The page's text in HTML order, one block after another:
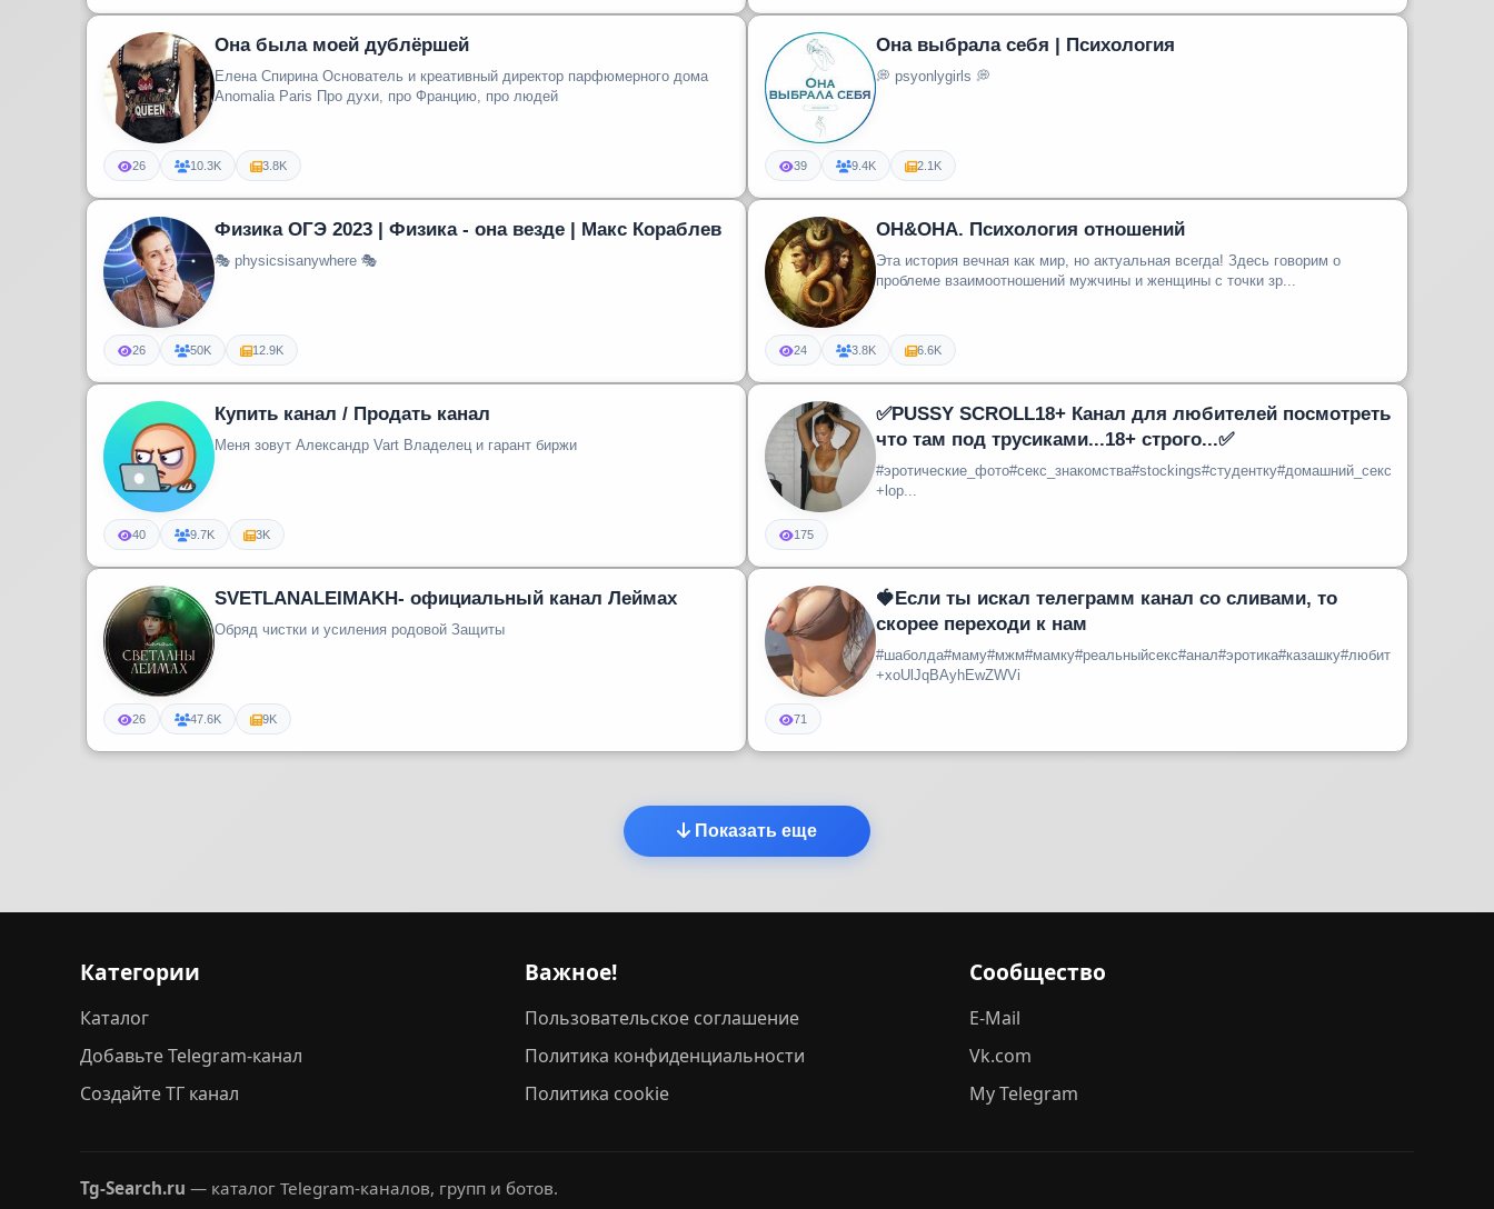
Она была моей дублёршей
Елена Спирина Основатель и креативный директор парфюмерного дома
Anomalia Paris Про духи, про Францию, про людей
26 10.3K 3.8K
Она выбрала себя | Психология
💭 psyonlygirls 💭
39 9.4K 2.1K
Физика ОГЭ 2023 | Физика - она везде | Макс Кораблев
🎭 physicsisanywhere 🎭
26 50K 12.9K
ОН&ОНА. Психология отношений
Эта история вечная как мир, но актуальная всегда! Здесь говорим о
проблеме взаимоотношений мужчины и женщины с точки зр...
24 3.8K 6.6K
Купить канал / Продать канал
Меня зовут Александр Vart Владелец и гарант биржи
40 9.7K 3K
✅PUSSY SCROLL18+ Канал для любителей посмотреть
что там под трусиками...18+ строго...✅
+lop...
175
SVETLANALEIMAKH- официальный канал Леймах
Обряд чистки и усиления родовой Защиты
26 47.6K 9K
🍓Если ты искал телеграмм канал со сливами, то
скорее переходи к нам
+xoUlJqBAyhEwZWVi
71
Показать еще
Категории
Каталог
Добавьте Telegram-канал
Создайте ТГ канал
Важное!
Пользовательское соглашение
Политика конфиденциальности
Политика cookie
Сообщество
E-Mail
Vk.com
My Telegram
Tg-Search.ru — каталог Telegram-каналов, групп и ботов.